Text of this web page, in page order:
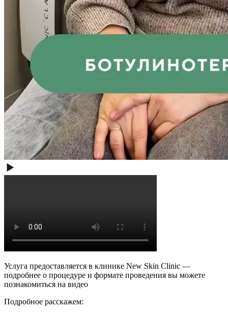
Услуга предоставляется в клинике New Skin Clinic —
подробнее о процедуре и формате проведения вы можете
познакомиться на видео
Подробное расскажем: